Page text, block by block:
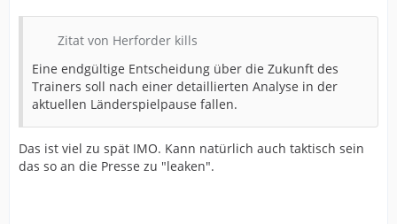
Zitat von Herforder kills
Eine endgültige Entscheidung über die Zukunft des
Trainers soll nach einer detaillierten Analyse in der
aktuellen Länderspielpause fallen.
Das ist viel zu spät IMO. Kann natürlich auch taktisch sein
das so an die Presse zu "leaken".